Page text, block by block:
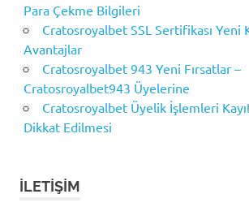
Para Çekme Bilgileri
Cratosroyalbet SSL Sertifikası Yeni
Avantajlar
Cratosroyalbet 943 Yeni Fırsatlar –
Cratosroyalbet943 Üyelerine
Cratosroyalbet Üyelik İşlemleri
Dikkat Edilmesi
İLETIŞIM